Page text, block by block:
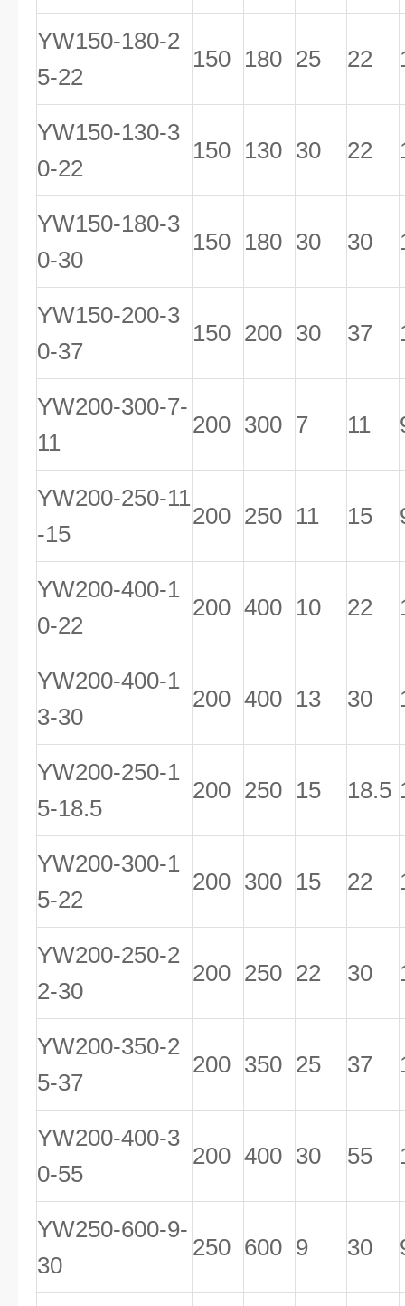
YW150-180-2
5-22
150 180 25 22
YW150-130-3
0-22
150 130 30 22
YW150-180-3
0-30
150 180 30 30
YW150-200-3
0-37
150 200 30 37
YW200-300-7-
11
200 300 7 11
YW200-250-11
-15
200 250 11 15
YW200-400-1
0-22
200 400 10 22
YW200-400-1
3-30
200 400 13 30
YW200-250-1
5-18.5
200 250 15 18.5
YW200-300-1
5-22
200 300 15 22
YW200-250-2
2-30
200 250 22 30
YW200-350-2
5-37
200 350 25 37
YW200-400-3
0-55
200 400 30 55
YW250-600-9-
30
250 600 9 30